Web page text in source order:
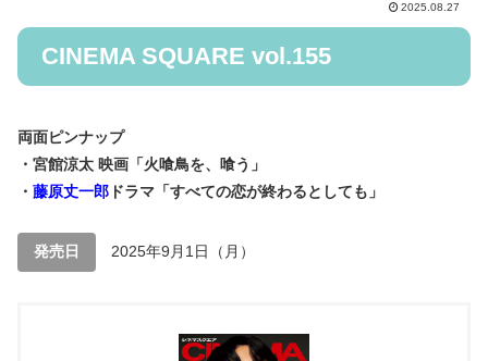
2025.08.27
CINEMA SQUARE vol.155
両面ピンナップ
・宮館涼太 映画「火喰鳥を、喰う」
・ 藤原丈一郎 ドラマ「すべての恋が終わるとしても」
発売日 2025年9月1日（月）